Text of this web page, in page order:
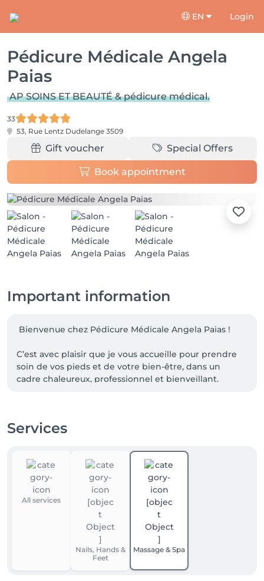
EN Login
Pédicure Médicale Angela
Paias
AP SOINS ET BEAUTÉ & pédicure médical.
33
53, Rue Lentz Dudelange 3509
Gift voucher Special Offers
Book appointment
Important information
C’est avec plaisir que je vous accueille pour prendre
soin de vos pieds et de votre bien-être, dans un
cadre chaleureux, professionnel et bienveillant.
Sur rendez-vous
Uniquement sur rendez-vous
Prenez soin de vous : vos pieds vous portent chaque
jour et méritent toute votre attention. Au plaisir de
Services
All services
Nails, Hands &
Feet
Massage & Spa